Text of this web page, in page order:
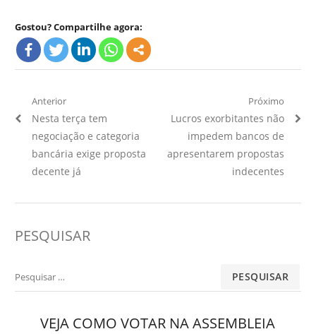
Gostou? Compartilhe agora:
Navegação
de
Post
Anterior
Artigo
Anterior:
Nesta terça tem
negociação e categoria
bancária exige proposta
decente já
Próximo
Próximo
Artigo:
Lucros exorbitantes não
impedem bancos de
apresentarem propostas
indecentes
PESQUISAR
Pesquisar
VEJA COMO VOTAR NA ASSEMBLEIA